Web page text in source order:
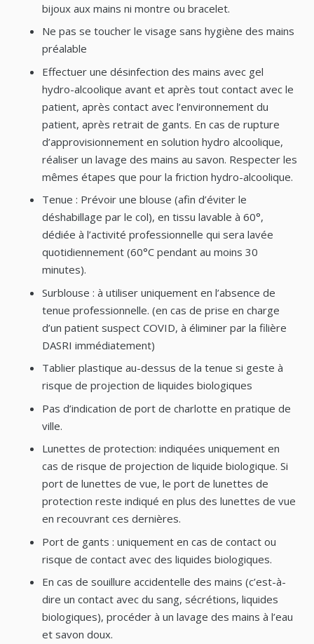
bijoux aux mains ni montre ou bracelet.
Ne pas se toucher le visage sans hygiène des mains
préalable
Effectuer une désinfection des mains avec gel
hydro-alcoolique avant et après tout contact avec le
patient, après contact avec l’environnement du
patient, après retrait de gants. En cas de rupture
d’approvisionnement en solution hydro alcoolique,
réaliser un lavage des mains au savon. Respecter les
mêmes étapes que pour la friction hydro-alcoolique.
Tenue : Prévoir une blouse (afin d’éviter le
déshabillage par le col), en tissu lavable à 60°,
dédiée à l’activité professionnelle qui sera lavée
quotidiennement (60°C pendant au moins 30
minutes).
Surblouse : à utiliser uniquement en l’absence de
tenue professionnelle. (en cas de prise en charge
d’un patient suspect COVID, à éliminer par la filière
DASRI immédiatement)
Tablier plastique au-dessus de la tenue si geste à
risque de projection de liquides biologiques
Pas d’indication de port de charlotte en pratique de
ville.
Lunettes de protection: indiquées uniquement en
cas de risque de projection de liquide biologique. Si
port de lunettes de vue, le port de lunettes de
protection reste indiqué en plus des lunettes de vue
en recouvrant ces dernières.
Port de gants : uniquement en cas de contact ou
risque de contact avec des liquides biologiques.
En cas de souillure accidentelle des mains (c’est-à-
dire un contact avec du sang, sécrétions, liquides
biologiques), procéder à un lavage des mains à l’eau
et savon doux.